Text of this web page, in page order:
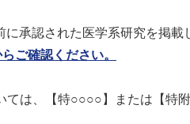
承認された医学系研究を掲載
ご確認ください。
ては、【特○○○○】または【特